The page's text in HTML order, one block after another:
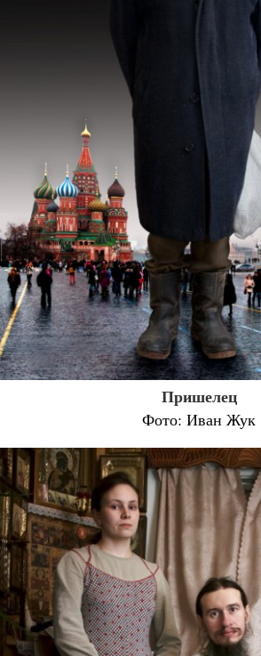
Пришелец
Фото: Иван Жук